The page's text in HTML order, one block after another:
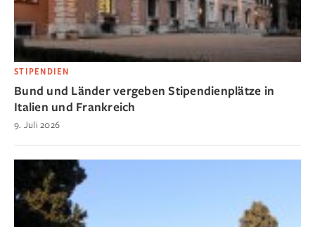
STIPENDIEN
Bund und Länder vergeben Stipendienplätze in
Italien und Frankreich
9. Juli 2026